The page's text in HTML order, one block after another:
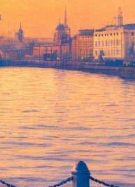
свободного
фраза, кстати,